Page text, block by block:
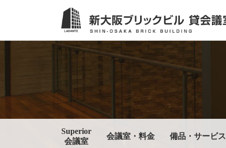
Superior
会議室
会議室・料金 備品・サービス